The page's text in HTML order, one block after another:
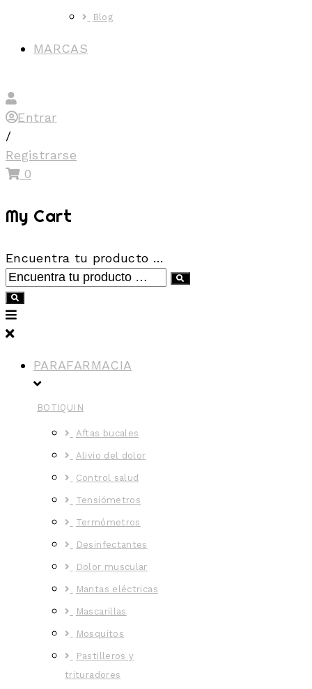
Blog
MARCAS
Entrar
/
Registrarse
0
My Cart
Encuentra tu producto …
PARAFARMACIA
BOTIQUIN
Aftas bucales
Alivio del dolor
Control salud
Tensiómetros
Termómetros
Desinfectantes
Dolor muscular
Mantas eléctricas
Mascarillas
Mosquitos
Pastilleros y
trituradores